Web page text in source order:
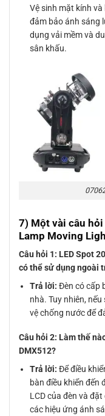
Vệ sinh mặt kính
đảm bảo ánh sáng
dụng vải mềm và
sân khấu.
7) Một vài câu hỏi
Lamp Moving
Câu hỏi 1: LED Spot
có thể sử dụng ngoài
Trả lời: Đèn có cấp
nhà. Tuy nhiên,
vệ chống nước để
Câu hỏi 2: Làm thế
DMX512?
Trả lời: Để điều
bàn điều khiển đến
LCD của đèn và
các hiệu ứng ánh